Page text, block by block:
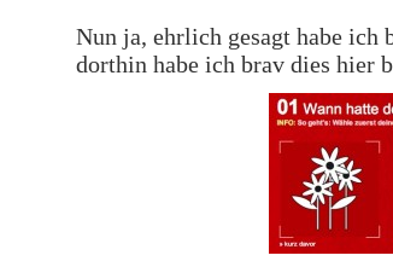
Nun ja, ehrlich gesagt habe ich
dorthin habe ich brav dies hier